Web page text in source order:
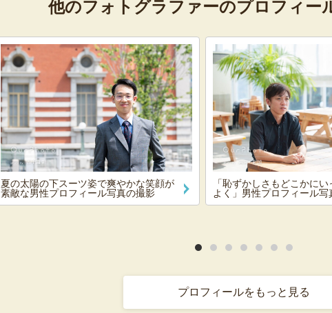
他のフォトグラファーのプロフィー
夏の太陽の下スーツ姿で爽やかな笑顔が
素敵な男性プロフィール写真の撮影
「恥ずかしさもどこかに
よく」男性プロフィール写
プロフィールをもっと見る